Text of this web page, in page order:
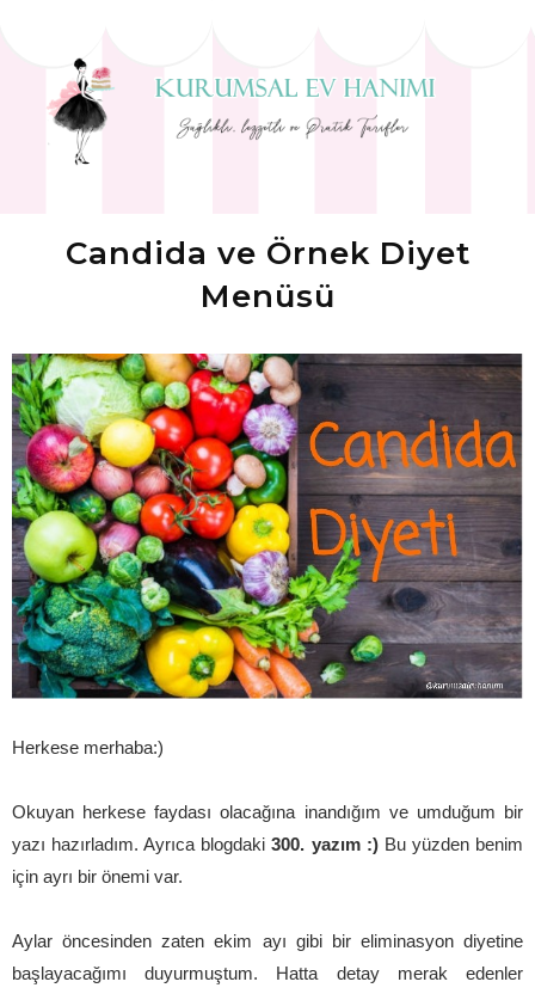
Candida ve Örnek Diyet
Menüsü
Herkese merhaba:)
Okuyan herkese faydası olacağına inandığım ve umduğum bir
yazı hazırladım. Ayrıca blogdaki300. yazım :) Bu yüzden benim
için ayrı bir önemi var.
Aylar öncesinden zaten ekim ayı gibi bir eliminasyon diyetine
başlayacağımı duyurmuştum. Hatta detay merak edenler